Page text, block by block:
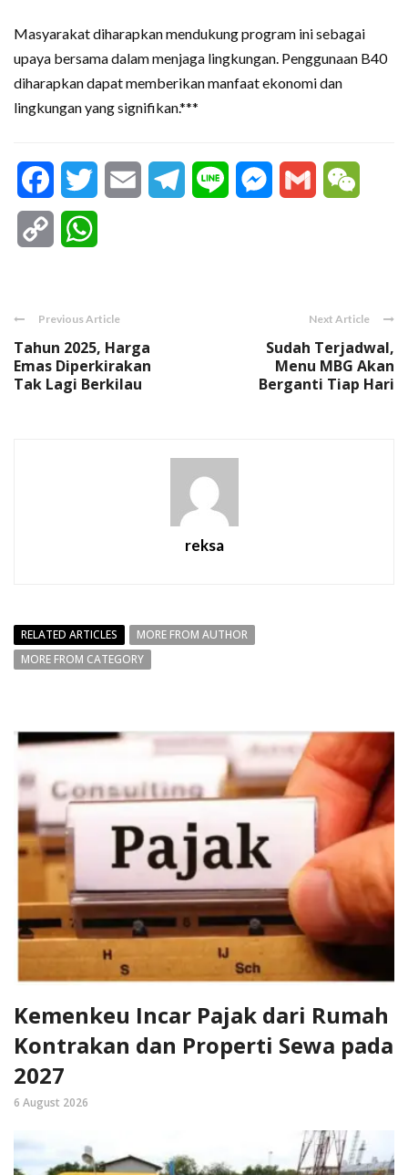
Masyarakat diharapkan mendukung program ini sebagai
upaya bersama dalam menjaga lingkungan. Penggunaan B40
diharapkan dapat memberikan manfaat ekonomi dan
lingkungan yang signifikan.***
FacebookTwitter Email Telegram
Line Messenger
Gmail
Copy
Previous Article
Tahun 2025, Harga
Emas Diperkirakan
Tak Lagi Berkilau
Next Article
Sudah Terjadwal,
Menu MBG Akan
Berganti Tiap Hari
reksa
RELATED ARTICLES
MORE FROM AUTHOR
MORE FROM CATEGORY
Kemenkeu Incar Pajak dari Rumah
Kontrakan dan Properti Sewa pada
2027
6 August 2026